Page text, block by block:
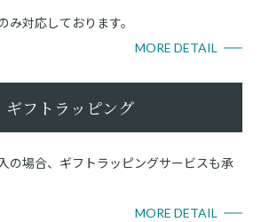
み対応しております。
MORE DETAIL
ギフトラッピング
の場合、ギフトラッピングサービスも承
MORE DETAIL